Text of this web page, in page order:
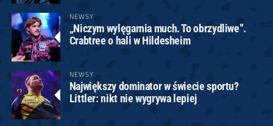
NEWSY
„Niczym wylęgarnia much. To obrzydliwe”.
Crabtree o hali w Hildesheim
NEWSY
Największy dominator w świecie sportu?
Littler: nikt nie wygrywa lepiej